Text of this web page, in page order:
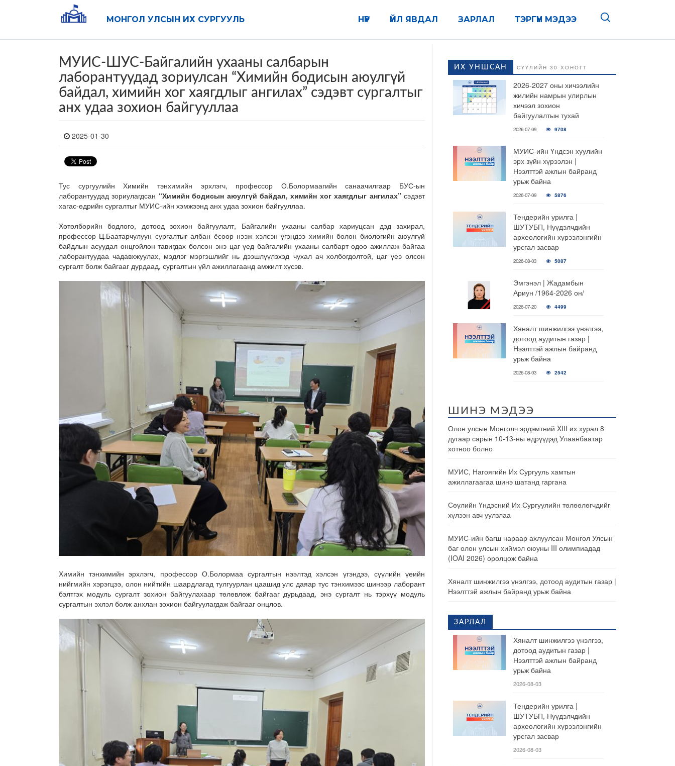
МОНГОЛ УЛСЫН ИХ СУРГУУЛЬ ТЭРГҮҮН МЭДЭЭ
ЗАРЛАЛ
ҮЙЛ ЯВДАЛ
НҮҮР
МУИС-ШУС-Байгалийн ухааны салбарын
лаборантуудад зориулсан “Химийн бодисын аюулгүй
байдал, химийн хог хаягдлыг ангилах” сэдэвт сургалтыг
анх удаа зохион байгууллаа
2025-01-30
Тус сургуулийн Химийн тэнхимийн эрхлэгч, профессор О.Болормаагийн санаачилгаар БУС-ын
лаборантуудад зориулагдсан “Химийн бодисын аюулгүй байдал, химийн хог хаягдлыг ангилах”сэдэвт
хагас-өдрийн сургалтыг МУИС-ийн хэмжээнд анх удаа зохион байгууллаа.
Хөтөлбөрийн бодлого, дотоод зохион байгуулалт, Байгалийн ухааны салбар хариуцсан дэд захирал,
профессор Ц.Баатарчулуун сургалтыг албан ёсоор нээж хэлсэн үгэндээ химийн болон биологийн аюулгүй
байдлын асуудал онцгойлон тавигдах болсон энэ цаг үед байгалийн ухааны салбарт одоо ажиллаж байгаа
лаборантуудаа чадавхжуулах, мэдлэг мэргэшлийг нь дээшлүүлэхэд чухал ач холбогдолтой, цаг үеэ олсон
сургалт болж байгааг дурдаад, сургалтын үйл ажиллагаанд амжилт хүсэв.
Химийн тэнхимийн эрхлэгч, профессор О.Болормаа сургалтын нээлтэд хэлсэн үгэндээ, сүүлийн үеийн
нийгмийн хэрэгцээ, олон нийтийн шаардлагад тулгуурлан цаашид улс даяар тус тэнхимээс шинээр лаборант
бэлтгэх модуль сургалт зохион байгуулахаар төлөвлөж байгааг дурьдаад, энэ сургалт нь тэрхүү модуль
сургалтын эхлэл болж анхлан зохион байгуулагдаж байгааг онцлов.
ИХ УНШСАН СҮҮЛИЙН 30 ХОНОГТ
2026-2027 оны хичээлийн
жилийн намрын улирлын
хичээл зохион
байгуулалтын тухай
2026-07-09 9708
МУИС-ийн Үндсэн хуулийн
эрх зүйн хүрээлэн |
Нээлттэй ажлын байранд
урьж байна
2026-07-09 5876
Тендерийн урилга |
ШУТУБП, Нүүдэлчдийн
археологийн хүрээлэнгийн
урсгал засвар
2026-08-03 5087
Эмгэнэл | Жадамбын
Ариун /1964-2026 он/
2026-07-20 4499
Хяналт шинжилгээ үнэлгээ,
дотоод аудитын газар |
Нээлттэй ажлын байранд
урьж байна
2026-08-03 2542
ШИНЭ МЭДЭЭ
Олон улсын Монголч эрдэмтний XIII их хурал 8
дугаар сарын 10-13-ны өдрүүдэд Улаанбаатар
хотноо болно
МУИС, Нагоягийн Их Сургууль хамтын
ажиллагаагаа шинэ шатанд гаргана
Сөүлийн Үндэсний Их Сургуулийн төлөөлөгчдийг
хүлээн авч уулзлаа
МУИС-ийн багш нараар ахлуулсан Монгол Улсын
баг олон улсын хиймэл оюуны III олимпиадад
(IOAI 2026) оролцож байна
Хяналт шинжилгээ үнэлгээ, дотоод аудитын газар |
Нээлттэй ажлын байранд урьж байна
ЗАРЛАЛ
Хяналт шинжилгээ үнэлгээ,
дотоод аудитын газар |
Нээлттэй ажлын байранд
урьж байна
2026-08-03
Тендерийн урилга |
ШУТУБП, Нүүдэлчдийн
археологийн хүрээлэнгийн
урсгал засвар
2026-08-03